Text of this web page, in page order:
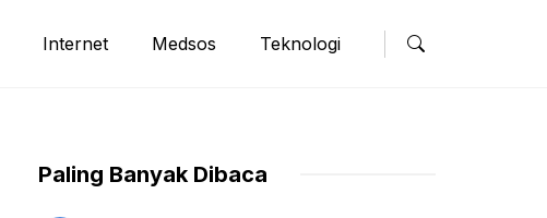
Internet Medsos Teknologi
Paling Banyak Dibaca